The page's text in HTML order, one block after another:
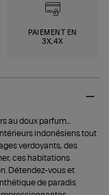
PAIEMENT EN
3X,4X
au doux parfum...
indonésiens tout
verdoyants, des
ces habitations
Détendez-vous et
de paradis